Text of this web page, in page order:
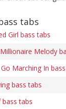
tabs
Girl bass tabs
Melody
Marching In
bass tabs
bass tabs